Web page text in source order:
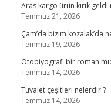
Aras kargo ürün kırık geldi
Temmuz 21, 2026
Çam’da bizim kozalak’da
Temmuz 19, 2026
Otobiyografi bir roman
Temmuz 14, 2026
Tuvalet çeşitleri nelerdir ?
Temmuz 14, 2026